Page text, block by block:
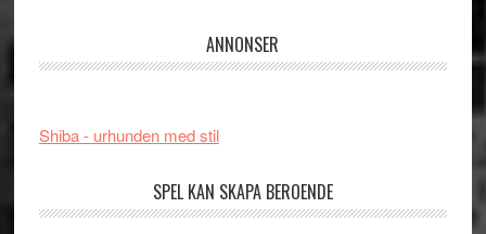
ANNONSER
Shiba - urhunden med stil
SPEL KAN SKAPA BEROENDE